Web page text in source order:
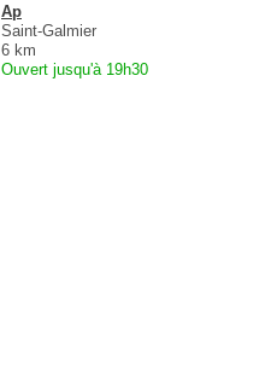
Ap
Saint-Galmier
6 km
Ouvert jusqu'à 19h30